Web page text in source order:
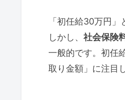
「初任給30万円
しかし、 社会保険
一般的です。初任
取り金額」に注目